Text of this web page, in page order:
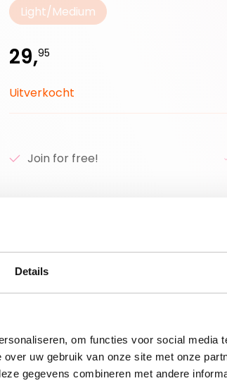
Details
om functies voor social media
uw gebruik van onze site met onze
gegevens combineren met andere
Light/Medium(Deze optie is momenteel niet
29,95
Uitverkocht
Join for free!
pencil "